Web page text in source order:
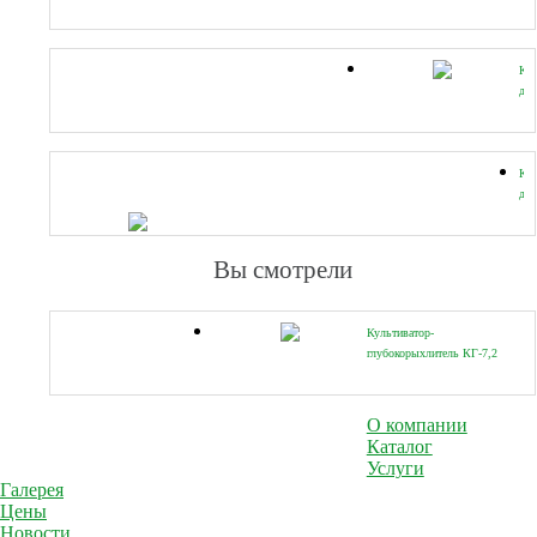
для
для
Вы смотрели
Культиватор-
глубокорыхлитель КГ-7,2
О компании
Каталог
Услуги
Галерея
Цены
Новости